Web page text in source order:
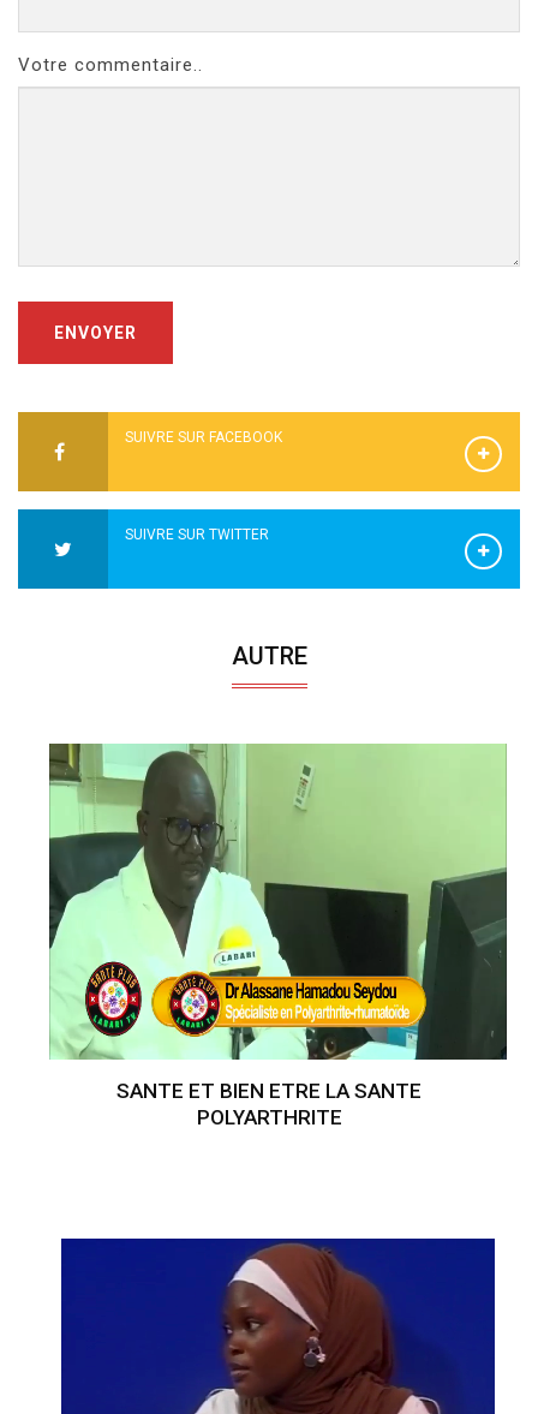
Votre commentaire..
ENVOYER
SUIVRE SUR FACEBOOK
SUIVRE SUR TWITTER
AUTRE
SANTE ET BIEN ETRE LA SANTE
POLYARTHRITE